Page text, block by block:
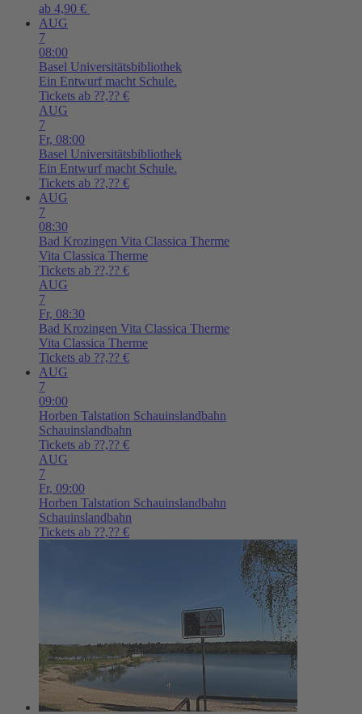
ab 4,90 €
AUG
7
08:00
Basel Universitätsbibliothek
Ein Entwurf macht Schule.
Tickets ab ??,?? €
AUG
7
Fr, 08:00
Basel Universitätsbibliothek
Ein Entwurf macht Schule.
Tickets ab ??,?? €
AUG
7
08:30
Bad Krozingen Vita Classica Therme
Vita Classica Therme
Tickets ab ??,?? €
AUG
7
Fr, 08:30
Bad Krozingen Vita Classica Therme
Vita Classica Therme
Tickets ab ??,?? €
AUG
7
09:00
Horben Talstation Schauinslandbahn
Schauinslandbahn
Tickets ab ??,?? €
AUG
7
Fr, 09:00
Horben Talstation Schauinslandbahn
Schauinslandbahn
Tickets ab ??,?? €